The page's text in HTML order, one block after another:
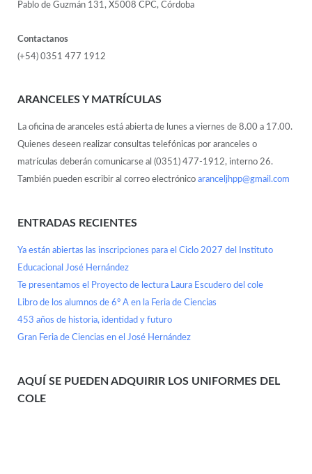
Pablo de Guzmán 131, X5008 CPC, Córdoba
Contactanos
(+54) 0351 477 1912
ARANCELES Y MATRÍCULAS
La oficina de aranceles está abierta de lunes a viernes de 8.00 a 17.00.
Quienes deseen realizar consultas telefónicas por aranceles o
matrículas deberán comunicarse al (0351) 477-1912, interno 26.
También pueden escribir al correo electrónico aranceljhpp@gmail.com
ENTRADAS RECIENTES
Ya están abiertas las inscripciones para el Ciclo 2027 del Instituto
Educacional José Hernández
Te presentamos el Proyecto de lectura Laura Escudero del cole
Libro de los alumnos de 6° A en la Feria de Ciencias
453 años de historia, identidad y futuro
Gran Feria de Ciencias en el José Hernández
AQUÍ SE PUEDEN ADQUIRIR LOS UNIFORMES DEL
COLE